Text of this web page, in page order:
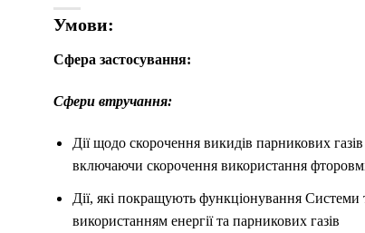
Умови:
Сфера застосування:
Сфери втручання:
Дії щодо скорочення викидів парникових
включаючи скорочення використання
Дії, які покращують функціонування
використанням енергії та парникових газів